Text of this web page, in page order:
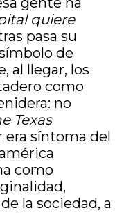
quiere
pasa su
de
al llegar, los
como
no
Texas
era síntoma del
como
la sociedad, a